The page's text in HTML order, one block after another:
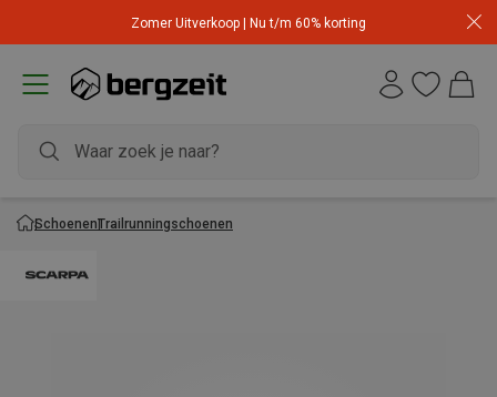
Zomer Uitverkoop | Nu t/m 60% korting
SchoenenTrailrunningschoenen